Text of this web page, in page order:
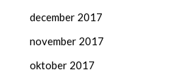
december 2017
november 2017
oktober 2017